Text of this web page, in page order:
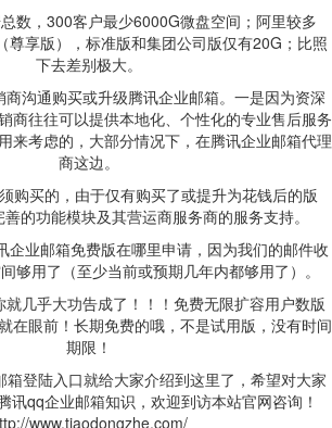
数，300客户最少6000G微盘空间；阿里较多
尊享版），标准版和集团公司版仅有20G；比照
下去差别极大。
沟通购买或升级腾讯企业邮箱。一是因为资深
商往往可以提供本地化、个性化的专业售后服务
来考虑的，大部分情况下，在腾讯企业邮箱代理
商这边。
购买的，由于仅有购买了或提升为花钱后的版
的功能模块及其营运商服务商的服务支持。
业邮箱免费版在哪里申请，因为我们的邮件收
够用了（至少当前或预期几年内都够用了）。
几乎大功告成了！！！免费无限扩容用户数版
在眼前！长期免费的哦，不是试用版，没有时间
期限！
登陆入口就给大家介绍到这里了，希望对大家
讯qq企业邮箱知识，欢迎到访本站官网咨询！
www.tiaodongzhe.com/